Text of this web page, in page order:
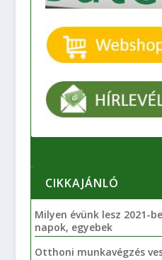
CIKKAJÁNLÓ
Milyen évünk lesz 2021-
napok, egyebek
Otthoni munkavégzés